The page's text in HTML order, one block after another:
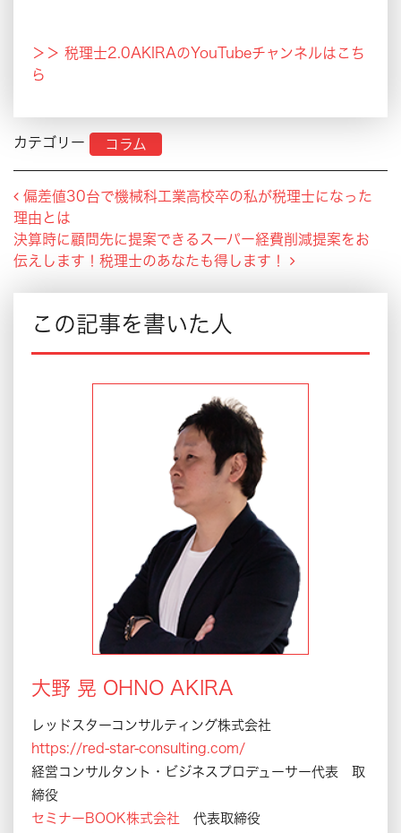
＞＞ 税理士2.0AKIRAのYouTubeチャンネルはこち
ら
カテゴリー コラム
Post navigation
偏差値30台で機械科工業高校卒の私が税理士になった
理由とは
決算時に顧問先に提案できるスーパー経費削減提案をお
伝えします！税理士のあなたも得します！
この記事を書いた人
大野 晃 OHNO AKIRA
レッドスターコンサルティング株式会社
https://red-star-consulting.com/
経営コンサルタント・ビジネスプロデューサー代表 取
締役
セミナーBOOK株式会社 代表取締役